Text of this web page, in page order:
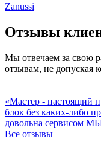
Zanussi
Отзывы
Мы отвечаем за свою
отзывам, не допуская
«Мастер - настоящий
блок без каких-либо
довольна сервисом
Все отзывы